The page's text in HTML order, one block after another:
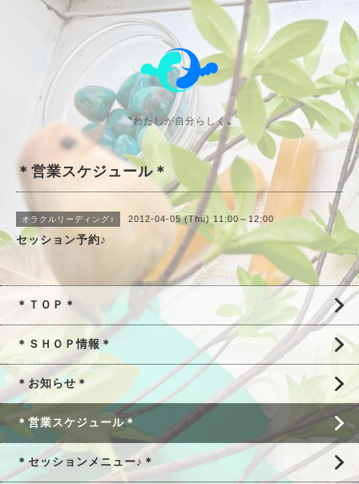
〝わたしが自分らしく〟
＊営業スケジュール＊
オラクルリーディング♪ 2012-04-05 (Thu) 11:00～12:00
セッション予約♪
＊ＴＯＰ＊
＊ＳＨＯＰ情報＊
＊お知らせ＊
＊営業スケジュール＊
＊セッションメニュー♪＊